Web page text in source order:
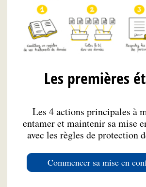
Les premières
Les 4 actions principales à
entamer et maintenir sa mise
avec les règles de protection
Commencer sa mise en